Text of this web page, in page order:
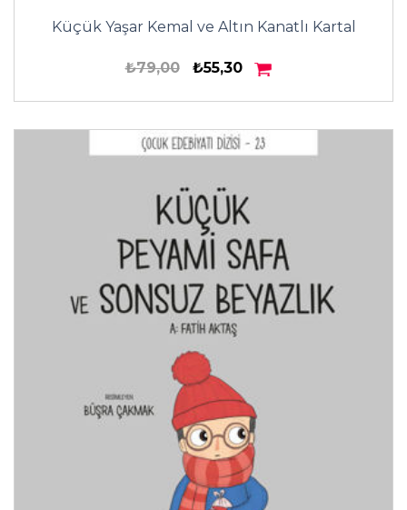
Küçük Yaşar Kemal ve Altın Kanatlı Kartal
₺79,00 ₺55,30